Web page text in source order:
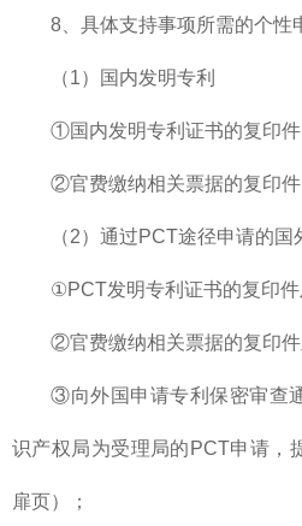
8、具体支持事项所需的个性
（1）国内发明专利
①国内发明专利证书的复印件
②官费缴纳相关票据的复印件
（2）通过PCT途径申请的国
①PCT发明专利证书的复印件
②官费缴纳相关票据的复印件
③向外国申请专利保密审查
识产权局为受理局的PCT申请，
扉页）；